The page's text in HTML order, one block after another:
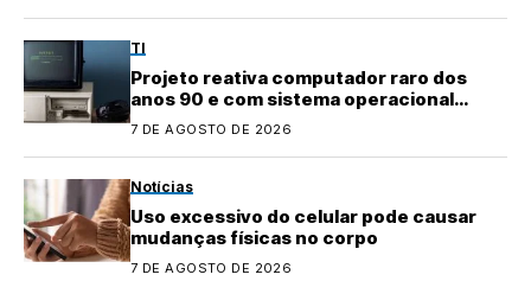
TI
Projeto reativa computador raro dos
anos 90 e com sistema operacional
quase perdido
7 DE AGOSTO DE 2026
Notícias
Uso excessivo do celular pode causar
mudanças físicas no corpo
7 DE AGOSTO DE 2026